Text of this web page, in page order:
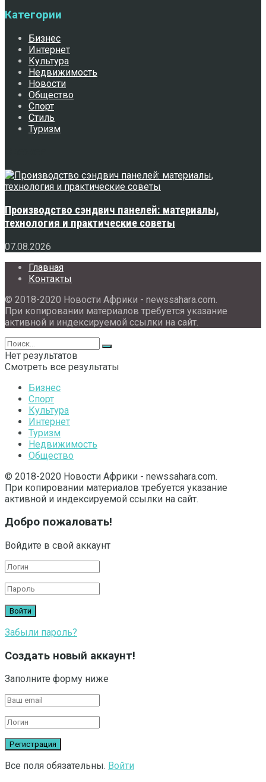
Категории
Бизнес
Интернет
Культура
Недвижимость
Новости
Общество
Спорт
Стиль
Туризм
Производство сэндвич панелей: материалы,
технология и практические советы
07.08.2026
Главная
Контакты
© 2018-2020 Новости Африки - newssahara.com.
При копировании материалов требуется указание
активной и индексируемой ссылки на сайт.
Нет результатов
Смотреть все результаты
Бизнес
Спорт
Культура
Интернет
Туризм
Недвижимость
Общество
© 2018-2020 Новости Африки - newssahara.com.
При копировании материалов требуется указание
активной и индексируемой ссылки на сайт.
Добро пожаловать!
Войдите в свой аккаунт
Забыли пароль?
Создать новый аккаунт!
Заполните форму ниже
Все поля обязательны. Войти